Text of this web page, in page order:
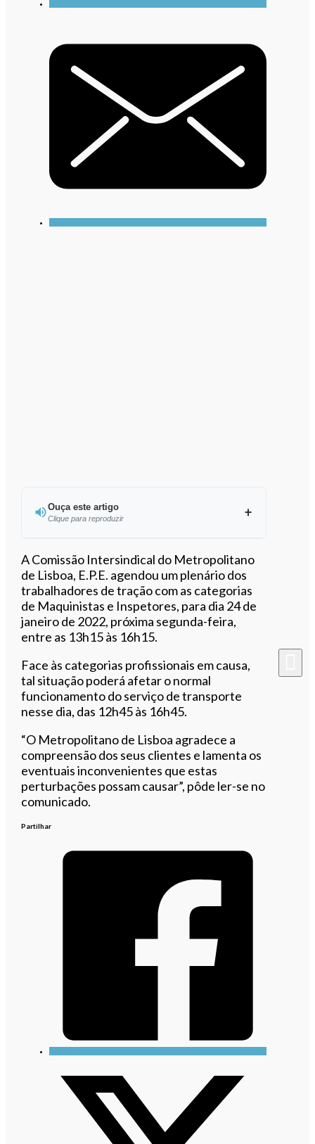
Ouça este artigo
Clique para reproduzir
Ouvir este artigo
A Comissão Intersindical do Metropolitano
de Lisboa, E.P.E. agendou um plenário dos
trabalhadores de tração com as categorias
de Maquinistas e Inspetores, para dia 24 de
janeiro de 2022, próxima segunda-feira,
entre as 13h15 às 16h15.
Face às categorias profissionais em causa,
tal situação poderá afetar o normal
funcionamento do serviço de transporte
nesse dia, das 12h45 às 16h45.
“O Metropolitano de Lisboa agradece a
compreensão dos seus clientes e lamenta os
eventuais inconvenientes que estas
perturbações possam causar”, pôde ler-se no
comunicado.
Partilhar